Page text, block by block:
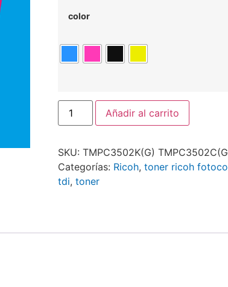
color
Añadir al carrito
SKU: TMPC3502K(G)
Categorías: Ricoh, toner ricoh
tdi, toner